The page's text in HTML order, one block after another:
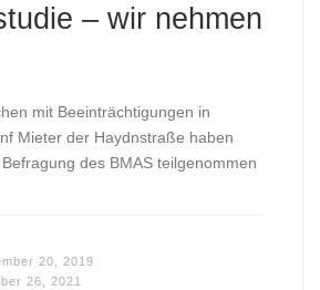
– wir nehmen
mit Beeinträchtigungen in
Mieter der Haydnstraße haben
des BMAS teilgenommen
20, 2019
26, 2021